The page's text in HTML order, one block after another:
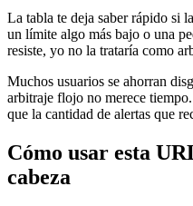
La tabla te deja saber rápido si
un límite algo más bajo o una
resiste, yo no la trataría como
Muchos usuarios se ahorran
arbitraje flojo no merece
que la cantidad de alertas que
Cómo usar esta
cabeza